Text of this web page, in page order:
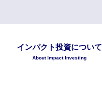
インパクト投資について
About Impact Investing